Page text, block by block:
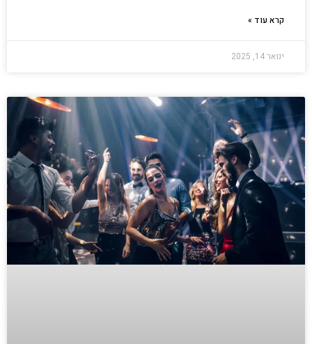
קרא עוד »
ינואר 14, 2025